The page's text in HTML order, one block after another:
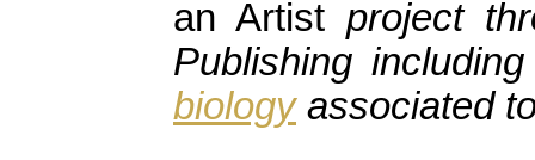
an Artist project
Publishing
biologyassociated